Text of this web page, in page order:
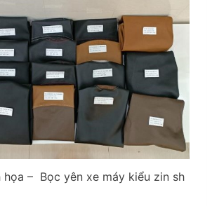
họa – Bọc yên xe máy kiểu zin sh